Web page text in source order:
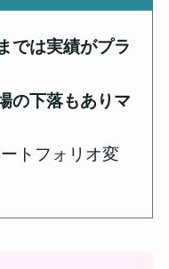
では実績がプラ
の下落もありマ
トフォリオ変